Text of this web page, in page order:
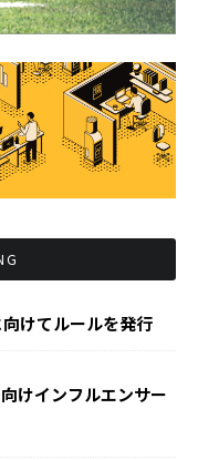
けてルールを発行
けインフルエンサー